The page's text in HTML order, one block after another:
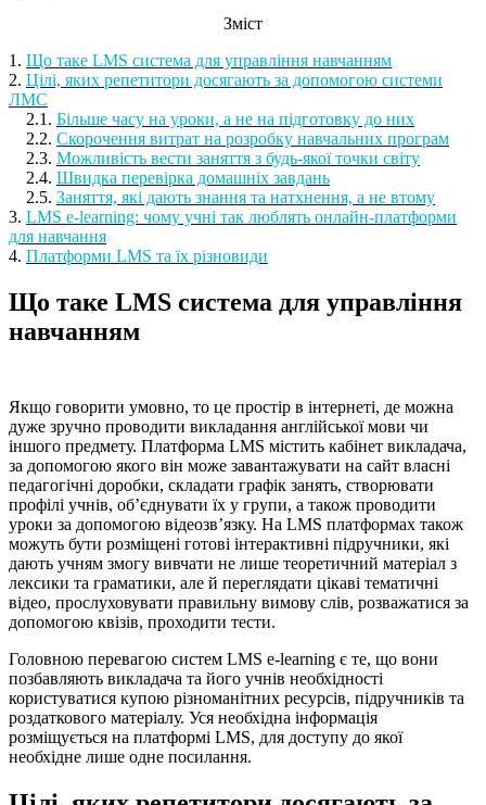
Зміст
1. Що таке LMS система для управління навчанням
2. Цілі, яких репетитори досягають за допомогою системи
ЛМС
2.1. Більше часу на уроки, а не на підготовку до них
2.2. Скорочення витрат на розробку навчальних програм
2.3. Можливість вести заняття з будь-якої точки світу
2.4. Швидка перевірка домашніх завдань
2.5. Заняття, які дають знання та натхнення, а не втому
3. LMS e-learning: чому учні так люблять онлайн-платформи
для навчання
4. Платформи LMS та їх різновиди
Що таке LMS система для управління
навчанням
Якщо говорити умовно, то це простір в інтернеті, де можна
дуже зручно проводити викладання англійської мови чи
іншого предмету. Платформа LMS містить кабінет викладача,
за допомогою якого він може завантажувати на сайт власні
педагогічні доробки, складати графік занять, створювати
профілі учнів, об’єднувати їх у групи, а також проводити
уроки за допомогою відеозв’язку. На LMS платформах також
можуть бути розміщені готові інтерактивні підручники, які
дають учням змогу вивчати не лише теоретичний матеріал з
лексики та граматики, але й переглядати цікаві тематичні
відео, прослуховувати правильну вимову слів, розважатися за
допомогою квізів, проходити тести.
Головною перевагою систем LMS e-learning є те, що вони
позбавляють викладача та його учнів необхідності
користуватися купою різноманітних ресурсів, підручників та
роздаткового матеріалу. Уся необхідна інформація
розміщується на платформі LMS, для доступу до якої
необхідне лише одне посилання.